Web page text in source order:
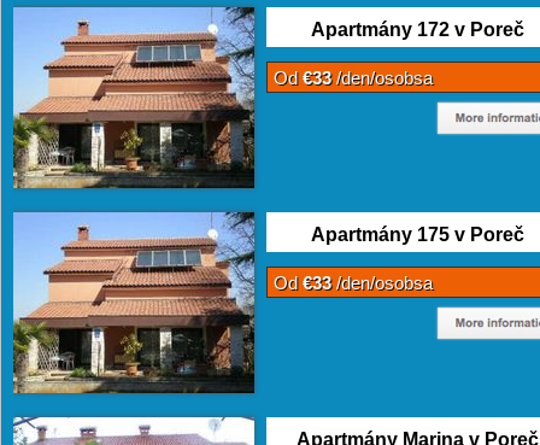
Apartmány 172 v Poreč
Od€33/den/osobsa
Apartmány 175 v Poreč
Od€33/den/osobsa
Apartmány Marina v Poreč